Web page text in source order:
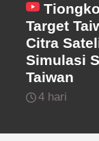
Target
Citra
Simulasi
Taiwan
4 hari